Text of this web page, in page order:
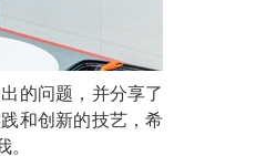
的问题，并分享了
和创新的技艺，希